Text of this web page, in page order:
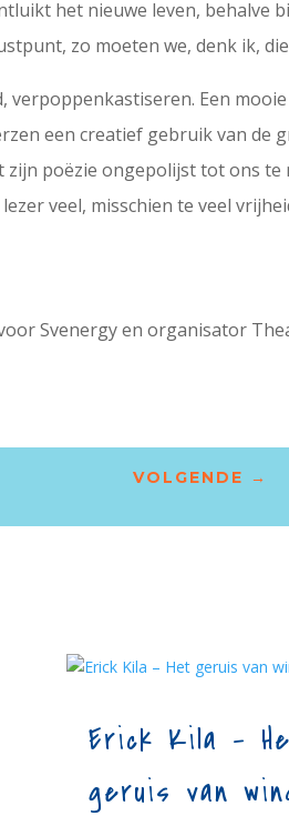
het nieuwe leven, behalve
zo moeten we, denk ik,
Een
een creatief gebruik van de
zijn poëzie ongepolijst tot ons te
veel, misschien te veel
Svenergy en organisator
VOLGENDE →
Erick Kila –
geruis van